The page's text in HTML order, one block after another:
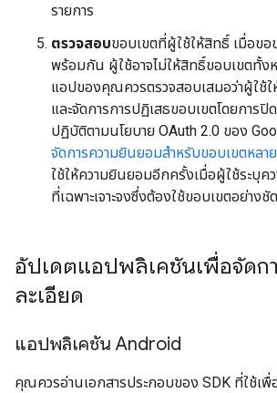
รายการ
ตรวจสอบขอบเขตที่ผู้ใช้ให้สิทธิ์ เมื่อขอ
พร้อมกัน ผู้ใช้อาจไม่ให้สิทธิ์ขอบเขตทั้
แอปของคุณควรตรวจสอบเสมอว่าผู้ใช้ใ
และจัดการการปฏิเสธขอบเขตโดยการปิ
ปฏิบัติตามนโยบาย OAuth 2.0 ของ
จัดการความยินยอมสำหรับขอบเขตหลาย
ใช้ให้ความยินยอมอีกครั้งเมื่อผู้ใช้ระบุคว
ที่เฉพาะเจาะจงซึ่งต้องใช้ขอบเขตอย่างชั
อัปเดตแอปพลิเคชันเพื่อจัดก
ละเอียด
แอปพลิเคชัน Android
คุณควรอ่านเอกสารประกอบของ SDK ที่ใช้เ